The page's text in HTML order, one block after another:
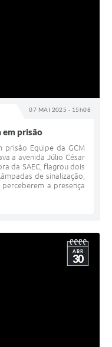
07 MAI 2025 - 15h08
em prisão
prisão Equipe da GCM
a avenida Júlio César
da SAEC, flagrou dois
de sinalização,
a presença
ABR
30